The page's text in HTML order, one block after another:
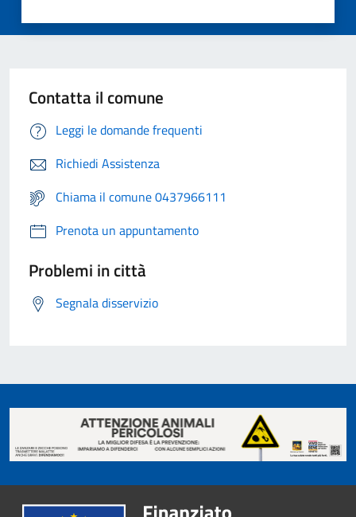
Contatta il comune
Leggi le domande frequenti
Richiedi Assistenza
Chiama il comune 0437966111
Prenota un appuntamento
Problemi in città
Segnala disservizio